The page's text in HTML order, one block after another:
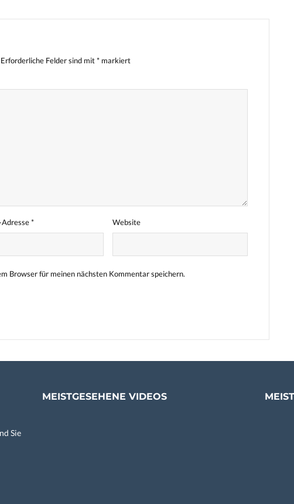
Erforderliche Felder sind mit* markiert
Adresse* Website
Browser für meinen nächsten Kommentar speichern.
Sie
MEISTGESEHENE VIDEOS